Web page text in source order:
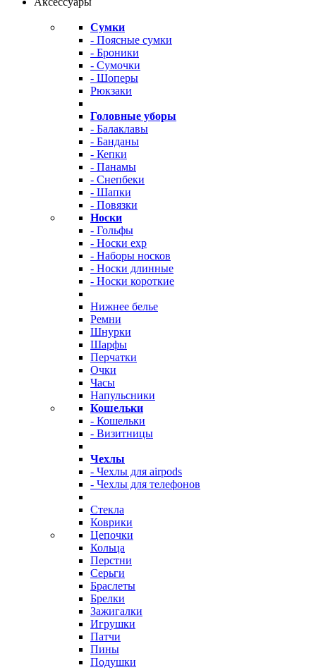
Сумки
- Поясные сумки
- Броники
- Сумочки
- Шоперы
Рюкзаки
Головные уборы
- Балаклавы
- Банданы
- Кепки
- Панамы
- Снепбеки
- Шапки
- Повязки
Носки
- Гольфы
- Носки exp
- Наборы носков
- Носки длинные
- Носки короткие
Нижнее белье
Ремни
Шнурки
Шарфы
Перчатки
Очки
Часы
Напульсники
Кошельки
- Кошельки
- Визитницы
Чехлы
- Чехлы для airpods
- Чехлы для телефонов
Стекла
Коврики
Цепочки
Кольца
Перстни
Серьги
Браслеты
Брелки
Зажигалки
Игрушки
Патчи
Пины
Подушки